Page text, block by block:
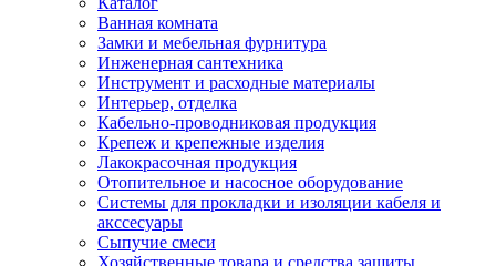
Ванная комната
Замки и мебельная фурнитура
Инженерная сантехника
Инструмент и расходные материалы
Интерьер, отделка
Кабельно-проводниковая продукция
Крепеж и крепежные изделия
Лакокрасочная продукция
Отопительное и насосное оборудование
Системы для прокладки и изоляции кабеля и
акссесуары
Сыпучие смеси
Хозяйственные товара и средства защиты